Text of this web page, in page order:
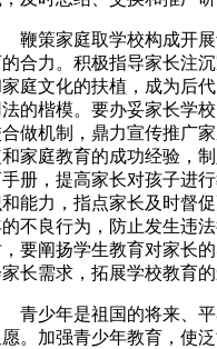
策家庭取学校构成开展
合力。积极指导家长注
庭文化的扶植，成为后代
法的楷模。要办妥家长学
做机制，鼎力宣传推广
家庭教育的成功经验，
册，提高家长对孩子进
能力，指点家长及时督
不良行为，防止发生违
，要阐扬学生教育对家长
长需求，拓展学校教育的
少年是祖国的将来、平
。加强青少年教育，使